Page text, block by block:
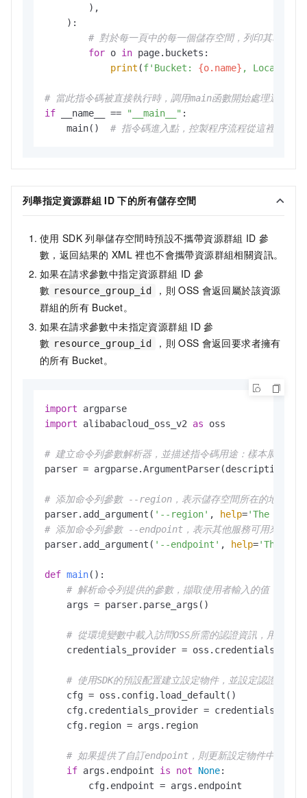
        ),
    ):
# 對於每一頁中的每一個儲存空間，列印其名稱、
for o in page.buckets:
print (f'Bucket: {o.name} , Location:
# 當此指令碼被直接執行時，調用main函數開始處理邏輯
if __name__ == "__main__" :
    main()
# 指令碼進入點，控製程序流程從這裡開始
列舉指定資源群組 ID 下的所有儲存空間
使用 SDK 列舉儲存空間時預設不攜帶資源群組 ID 參
數，返回結果的 XML 裡也不會攜帶資源群組相關資訊。
如果在請求參數中指定資源群組 ID 參
數 resource_group_id ，則 OSS 會返回屬於該資源
群組的所有 Bucket。
如果在請求參數中未指定資源群組 ID 參
數 resource_group_id ，則 OSS 會返回要求者擁有
的所有 Bucket。
import
import alibabacloud_oss_v2 as oss
# 建立命令列參數解析器，並描述指令碼用途：樣本展示如何
parser = argparse.ArgumentParser(description=
# 添加命令列參數 --region，表示儲存空間所在的地區，必
parser.add_argument( '--region' , help='The
# 添加命令列參數 --endpoint，表示其他服務可用來訪問
parser.add_argument( '--endpoint' , help='The
def main():
# 解析命令列提供的參數，擷取使用者輸入的值
    args = parser.parse_args()
# 從環境變數中載入訪問OSS所需的認證資訊，用於身
credentials_provider =
# 使用SDK的預設配置建立設定物件，並設定認證提供者
    cfg = oss.config.load_default()
cfg.credentials_provider =
    cfg.region = args.region
# 如果提供了自訂endpoint，則更新設定物件中的
if args.endpoint is not None:
        cfg.endpoint = args.endpoint